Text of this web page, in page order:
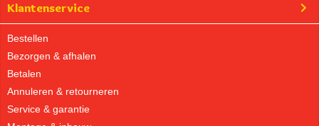
Klantenservice
Bestellen
Bezorgen & afhalen
Betalen
Annuleren & retourneren
Service & garantie